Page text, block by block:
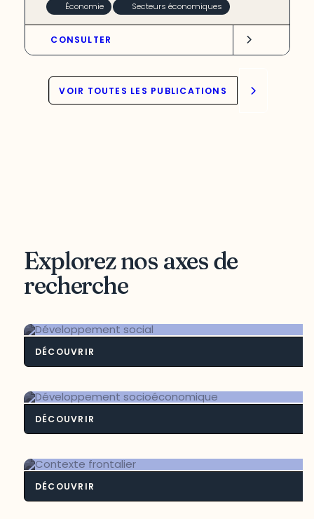
Économie Secteurs économiques
CONSULTER
VOIR TOUTES LES PUBLICATIONS
Explorez nos axes de
recherche
DÉCOUVRIR
DÉCOUVRIR
DÉCOUVRIR